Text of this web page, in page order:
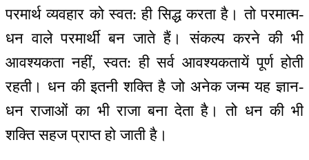
परमार्थ व्यवहार को स्वत: ही सिद्ध करता है। तो परमात्म-
धन वाले परमार्थी बन जाते हैं। संकल्प करने की भी
आवश्यकता नहीं, स्वत: ही सर्व आवश्यकतायें पूर्ण होती
रहती। धन की इतनी शक्ति है जो अनेक जन्म यह ज्ञान-
धन राजाओं का भी राजा बना देता है। तो धन की भी
शक्ति सहज प्राप्त हो जाती है।